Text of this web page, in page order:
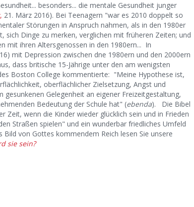
besonders... die mentale Gesundheit junger
, 21. März 2016). Bei Teenagern "war es 2010 doppelt so
Störungen in Anspruch nahmen, als in den 1980er
sich Dinge zu merken, verglichen mit früheren Zeiten; und
mit ihren Altersgenossen in den 1980ern... In
mit Depression zwischen dne 1980ern und den 2000ern
dass britische 15-Jährige unter den am wenigsten
Boston College kommentierte: "Meine Hypothese ist,
oberflächlicher Zielsetzung, Angst und
Gelegenheit an eigener Freizeitgestaltung,
Bedeutung der Schule hat" (ebenda). Die Bibel
Zeit, wenn die Kinder wieder glücklich sein und in Frieden
Straßen spielen" und ein wunderbar friedliches Umfeld
von Gottes kommendem Reich lesen Sie unsere
sie sein?